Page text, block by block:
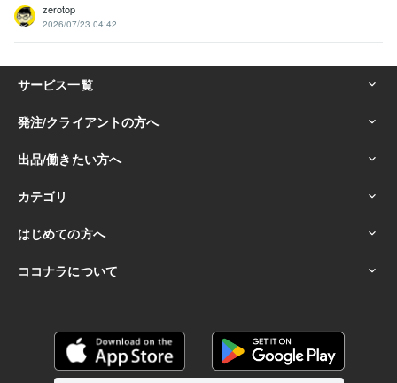
zerotop
2026/07/23 04:42